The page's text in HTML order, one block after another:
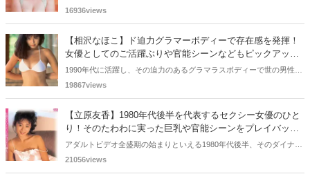
た駒木なおみさん。その迫力のある胸元は、イエローキャブ史上
んにフォーカスし、その軌跡をエッチな目線を加えて振り返っていき
たいと思います。
16936views
【相沢なほこ】ド迫力グラマーボディーで存在感を発揮！
女優としてのご活躍ぶりや官能シーンなどもピックアッ
プ！
1990年代に活躍し、その迫力のあるグラマラスボディーで世の男性フ
ァンを視線を胸元に釘付けにした相沢なほこさん。巨乳好きのミドル
ょうか。今回の記事では、相沢なほこさんの軌跡をエロ目線たっぷり
でご紹介させていただきます。
19867views
【立原友香】1980年代後半を代表するセクシー女優のひと
り！そのたわわに実った巨乳や官能シーンをプレイバッ
ク！
アダルトビデオ全盛期の始まりといえる1980年代後半、そのダイナマ
イトボディーで多くの男性ファンを魅了した立原友香さん。AV女優と
21056views